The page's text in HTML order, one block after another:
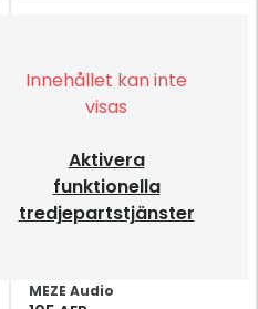
Innehållet kan inte
visas
Aktivera
funktionella
tredjepartstjänster
MEZE Audio